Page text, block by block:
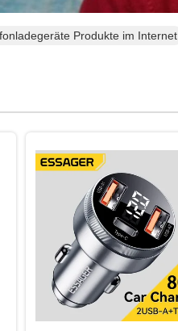
Produkte im Internet